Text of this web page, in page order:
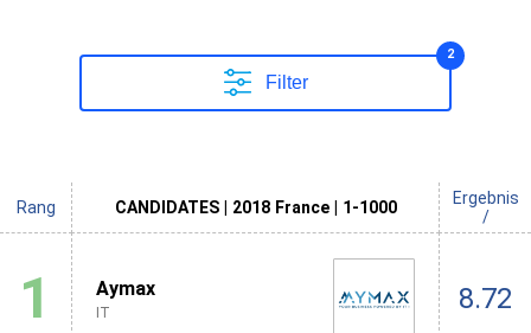
Filter
2
Rang CANDIDATES | 2018 France | 1-1000
Ergebnis
/
1 Aymax
IT 8.72